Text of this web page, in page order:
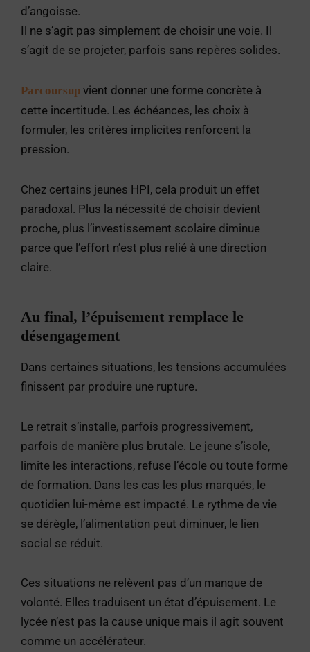
d’angoisse.
Il ne s’agit pas simplement de choisir une voie. Il
s’agit de se projeter, parfois sans repères solides.
Parcoursup vient donner une forme concrète à
cette incertitude. Les échéances, les choix à
formuler, les critères implicites renforcent la
pression.
Chez certains jeunes HPI, cela produit un effet
paradoxal. Plus la nécessité de choisir devient
proche, plus l’investissement scolaire diminue
parce que l’effort n’est plus relié à une direction
claire.
Au final, l’épuisement remplace le
désengagement
Dans certaines situations, les tensions accumulées
finissent par produire une rupture.
Le retrait s’installe, parfois progressivement,
parfois de manière plus brutale. Le jeune s’isole,
limite les interactions, refuse l’école ou toute forme
de formation. Dans les cas les plus marqués, le
quotidien lui-même est impacté. Le rythme de vie
se dérègle, l’alimentation peut diminuer, le lien
social se réduit.
Ces situations ne relèvent pas d’un manque de
volonté. Elles traduisent un état d’épuisement. Le
lycée n’est pas la cause unique mais il agit souvent
comme un accélérateur.